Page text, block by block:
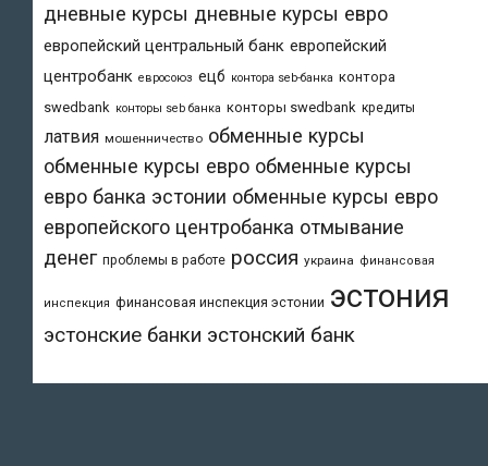
дневные курсы дневные курсы евро
европейский центральный банк европейский
центробанк евросоюз ецб контора seb-банка контора
swedbank конторы seb банка конторы swedbank кредиты
латвия мошенничество обменные курсы
обменные курсы евро обменные курсы
евро банка эстонии обменные курсы евро
европейского центробанка отмывание
денег проблемы в работе россия украина финансовая
инспекция финансовая инспекция эстонии эстония
эстонские банки эстонский банк